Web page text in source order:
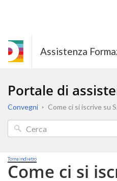
Assistenza
Portale di
Convegni Come ci si iscrive su
Torna indietro
Come ci si